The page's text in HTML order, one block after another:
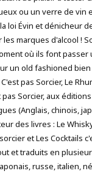
ou un verre de vin
loi Évin et dénicheur
marques d'alcool !
où ils font passer
un old fashioned
pas Sorcier, Le
pas Sorcier, aux
(Anglais, chinois,
des livres : Le
et Les Cocktails
et traduits en
russe, italien,